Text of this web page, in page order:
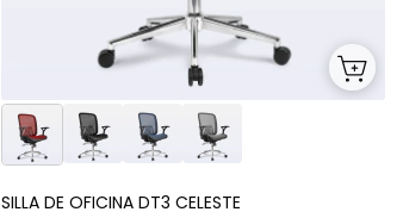
SILLA DE OFICINA DT3 CELESTE